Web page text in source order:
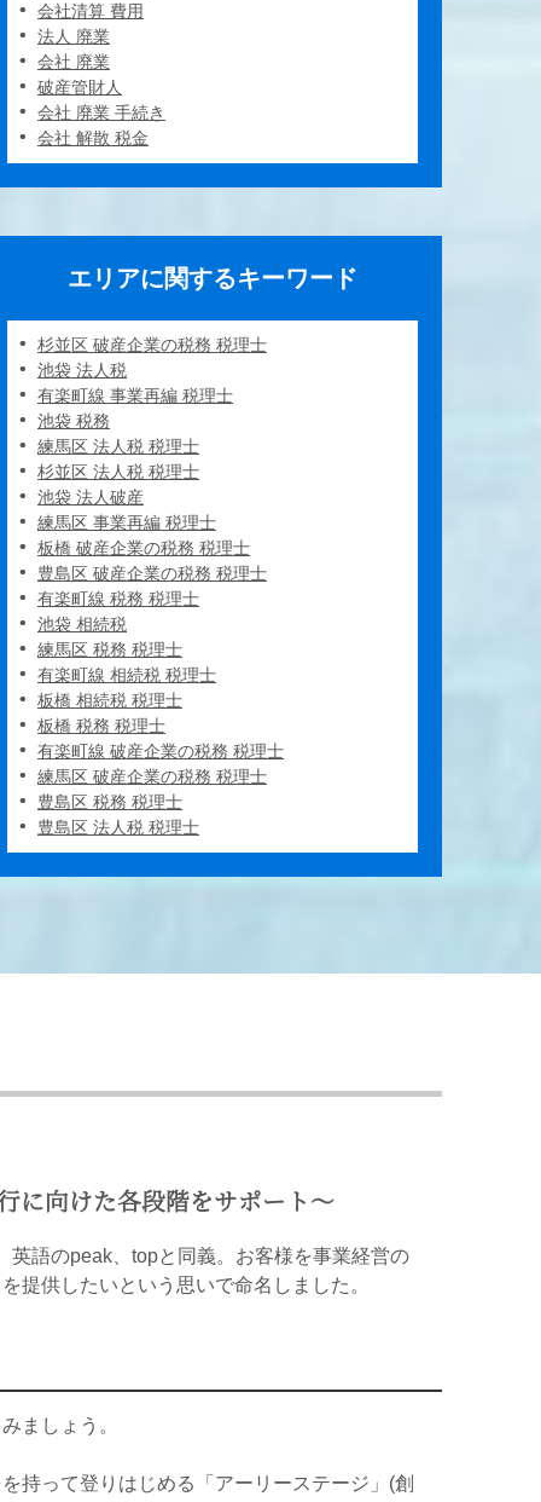
会社清算 費用
法人 廃業
会社 廃業
破産管財人
会社 廃業 手続き
会社 解散 税金
エリアに関するキーワード
杉並区 破産企業の税務 税理士
池袋 法人税
有楽町線 事業再編 税理士
池袋 税務
練馬区 法人税 税理士
杉並区 法人税 税理士
池袋 法人破産
練馬区 事業再編 税理士
板橋 破産企業の税務 税理士
豊島区 破産企業の税務 税理士
有楽町線 税務 税理士
池袋 相続税
練馬区 税務 税理士
有楽町線 相続税 税理士
板橋 相続税 税理士
板橋 税務 税理士
有楽町線 破産企業の税務 税理士
練馬区 破産企業の税務 税理士
豊島区 税務 税理士
豊島区 法人税 税理士
に向けた各段階をサポート〜
英語のpeak、topと同義。お客様を事業経営の
提供したいという思いで命名しました。
ましょう。
持って登りはじめる「アーリーステージ」(創